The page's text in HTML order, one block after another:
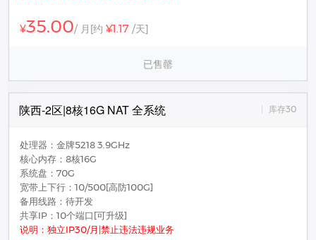
¥35.00/ 月 [约 ¥1.17 /天]
已售罄
陕西-2区|8核16G NAT 全系统 库存30
处理器：金牌5218 3.9GHz
核心内存：8核16G
系统盘：70G
宽带上下行：10/500[高防100G]
备用线路：待开发
共享IP：10个端口[可升级]
说明：独立IP30/月|禁止违法违规业务